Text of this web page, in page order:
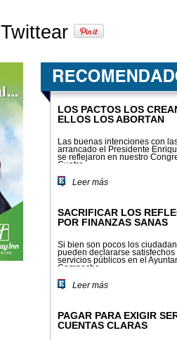
Twittear
LOS PACTOS LOS
ELLOS LOS ABORTAN
Las buenas intenciones con
arrancado el Presidente
se reflejaron en nuestro
Cuatro...
Leer más
SACRIFICAR LOS
POR FINANZAS SANAS
Si bien son pocos los
pueden declararse
servicios públicos en el
Campeche,...
Leer más
PAGAR PARA EXIGIR
CUENTAS CLARAS